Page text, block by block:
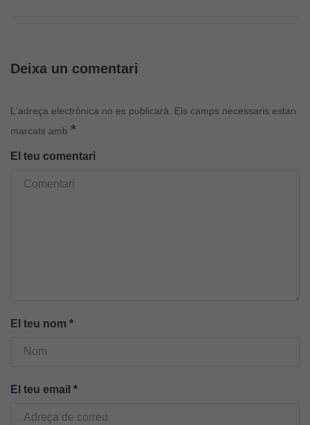
Deixa un comentari
L'adreça electrònica no es publicarà.
Els camps necessaris estan
marcats amb *
El teu comentari
El teu nom *
El teu email *